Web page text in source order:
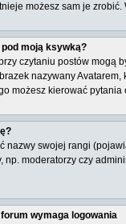
możesz sam je
moją ksywką?
czytaniu postów mogą
nazywany
możesz kierować
nazwy swojej rangi
np. moderatorzy czy
wymaga logowania